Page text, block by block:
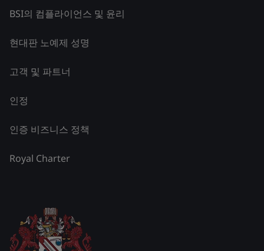
BSI의 컴플라이언스 및 윤리
현대판 노예제 성명
고객 및 파트너
인정
인증 비즈니스 정책
Royal Charter